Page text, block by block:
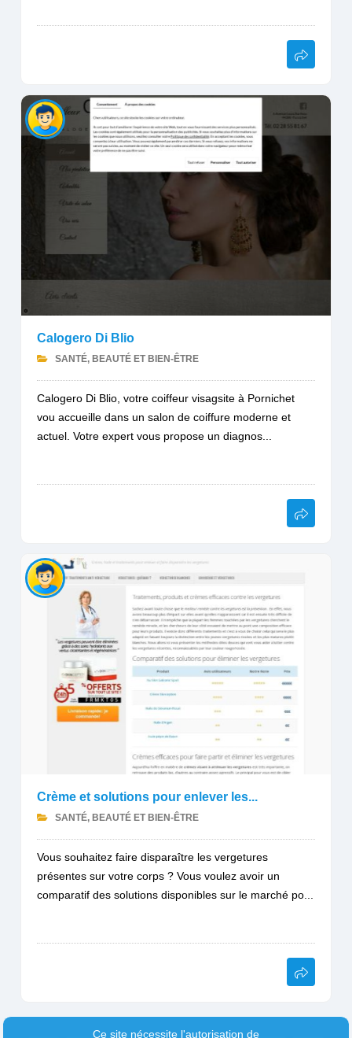
Calogero Di Blio
SANTÉ, BEAUTÉ ET BIEN-ÊTRE
Calogero Di Blio, votre coiffeur visagsite à Pornichet
vou accueille dans un salon de coiffure moderne et
actuel. Votre expert vous propose un diagnos...
Crème et solutions pour enlever les...
SANTÉ, BEAUTÉ ET BIEN-ÊTRE
Vous souhaitez faire disparaître les vergetures
présentes sur votre corps ? Vous voulez avoir un
comparatif des solutions disponibles sur le marché po...
Ce site nécessite l'autorisation de